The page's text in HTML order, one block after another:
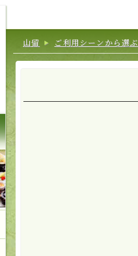
山留 ご利用シーンから選ぶ